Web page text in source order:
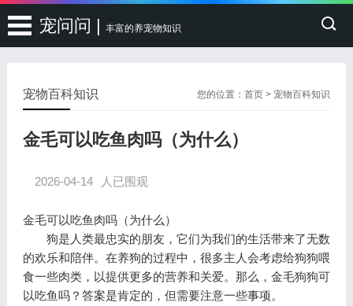
宠问问 | 丰富的养宠物知识
您的位置：首页 >宠物百科知识
宠物百科知识
金毛可以吃鱼肉吗（为什么）
2026-04-14 人已围观
金毛可以吃鱼肉吗（为什么）
狗是人类最忠实的朋友，它们为我们的生活带来了无数
的欢乐和陪伴。在养狗的过程中，很多主人会考虑给狗狗喂
食一些肉类，以提供更多的营养和关爱。那么，金毛狗狗可
以吃鱼吗？答案是肯定的，但需要注意一些事项。